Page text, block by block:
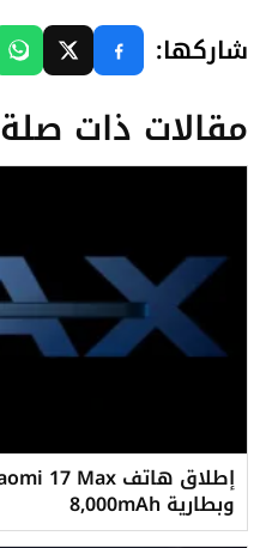
شاركها:
مقالات ذات صلة
وبطارية 8,000mAh